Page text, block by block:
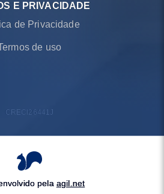
E PRIVACIDADE
de Privacidade
de uso
CRECI 26441J
pela agil.net